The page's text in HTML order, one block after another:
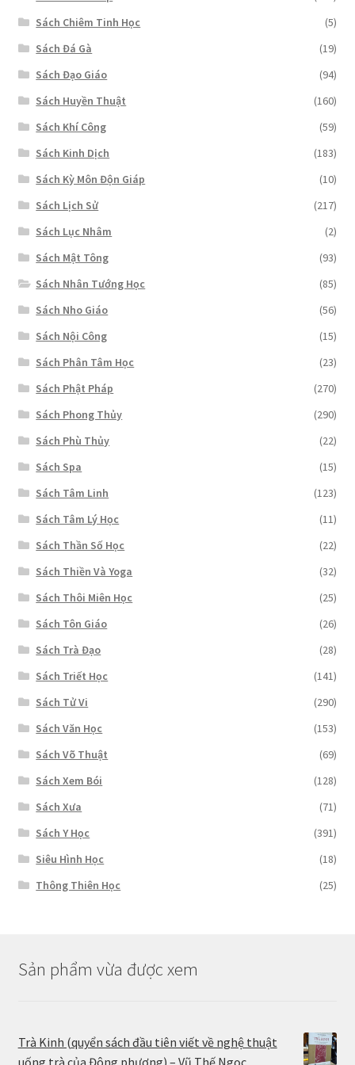
Sách Chiêm Tinh Học
(5)
Sách Đá Gà
(19)
Sách Đạo Giáo
(94)
Sách Huyền Thuật
(160)
Sách Khí Công
(59)
Sách Kinh Dịch
(183)
Sách Kỳ Môn Độn Giáp
(10)
Sách Lịch Sử
(217)
Sách Lục Nhâm
(2)
Sách Mật Tông
(93)
Sách Nhân Tướng Học
(85)
Sách Nho Giáo
(56)
Sách Nội Công
(15)
Sách Phân Tâm Học
(23)
Sách Phật Pháp
(270)
Sách Phong Thủy
(290)
Sách Phù Thủy
(22)
Sách Spa
(15)
Sách Tâm Linh
(123)
Sách Tâm Lý Học
(11)
Sách Thần Số Học
(22)
Sách Thiền Và Yoga
(32)
Sách Thôi Miên Học
(25)
Sách Tôn Giáo
(26)
Sách Trà Đạo
(28)
Sách Triết Học
(141)
Sách Tử Vi
(290)
Sách Văn Học
(153)
Sách Võ Thuật
(69)
Sách Xem Bói
(128)
Sách Xưa
(71)
Sách Y Học
(391)
Siêu Hình Học
(18)
Thông Thiên Học
(25)
Sản phẩm vừa được xem
Trà Kinh (quyển sách đầu tiên viết về nghệ thuật